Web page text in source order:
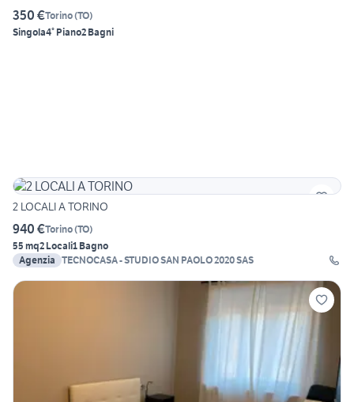
350 €Torino(TO)
Singola4° Piano2 Bagni
2 LOCALI A TORINO
940 €Torino(TO)
55 mq2 Locali1 Bagno
Agenzia TECNOCASA - STUDIO SAN PAOLO 2020 SAS